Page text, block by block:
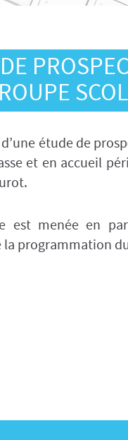
étude de
et en accueil
est menée en
la programmation